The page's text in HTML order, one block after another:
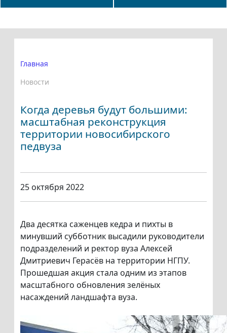
Главная
Новости
Когда деревья будут большими:
масштабная реконструкция
территории новосибирского
педвуза
25 октября 2022
Два десятка саженцев кедра и пихты в
минувший субботник высадили руководители
подразделений и ректор вуза Алексей
Дмитриевич Герасёв на территории НГПУ.
Прошедшая акция стала одним из этапов
масштабного обновления зелёных
насаждений ландшафта вуза.